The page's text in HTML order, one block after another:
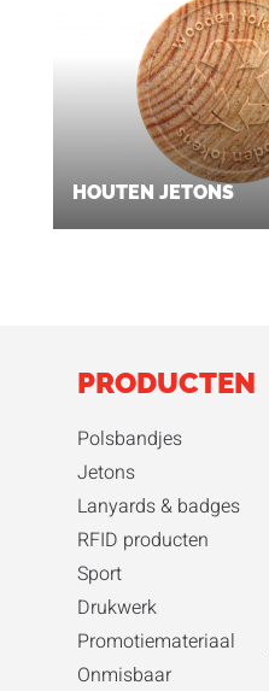
HOUTEN JETONS
PRODUCTEN
Polsbandjes
Jetons
Lanyards & badges
RFID producten
Sport
Drukwerk
Promotiemateriaal
Onmisbaar